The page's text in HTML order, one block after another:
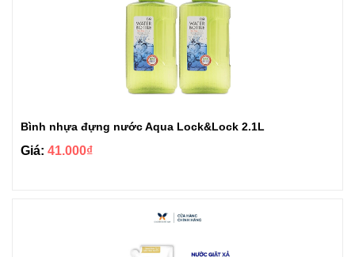
Bình nhựa đựng nước Aqua Lock&Lock 2.1L
Giá: 41.000₫